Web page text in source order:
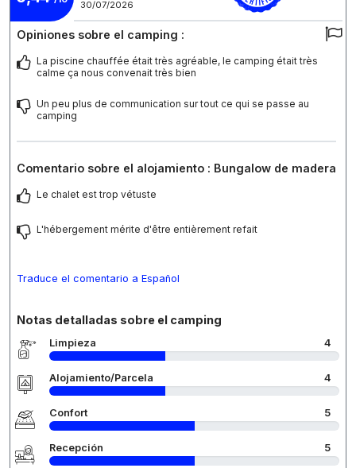
30/07/2026
Opiniones sobre el camping :
La piscine chauffée était très agréable, le camping était très
calme ça nous convenait très bien
Un peu plus de communication sur tout ce qui se passe au
camping
Comentario sobre el alojamiento : Bungalow de madera
Le chalet est trop vétuste
L'hébergement mérite d'être entièrement refait
Traduce el comentario a Español
Notas detalladas sobre el camping
Limpieza 4
Alojamiento/Parcela 4
Confort 5
Recepción 5